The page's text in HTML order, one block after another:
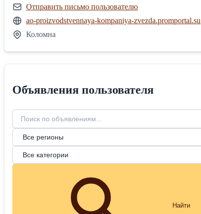
Отправить письмо пользователю
ao-proizvodstvennaya-kompaniya-zvezda.promportal.su
Коломна
Объявления пользователя
Найти